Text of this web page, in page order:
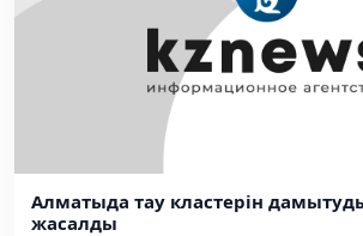
Алматыда тау кластерін
жасалды